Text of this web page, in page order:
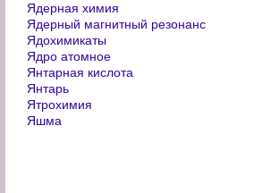
Ядерная химия
Ядерный магнитный резонанс
Ядохимикаты
Ядро атомное
Янтарная кислота
Янтарь
Ятрохимия
Яшма